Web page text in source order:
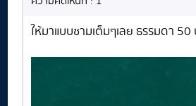
ให้มาแบบชามเต็มๆเลย ธรรมดา 50